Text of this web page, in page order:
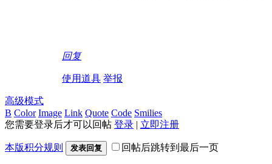
回复
使用道具 举报
高级模式
B Color Image Link Quote Code Smilies
您需要登录后才可以回帖 登录 | 立即注册
本版积分规则 发表回复 回帖后跳转到最后一页